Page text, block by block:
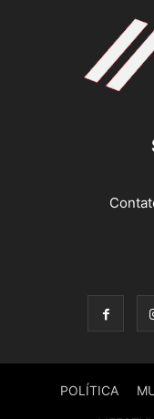
POLÍTICA